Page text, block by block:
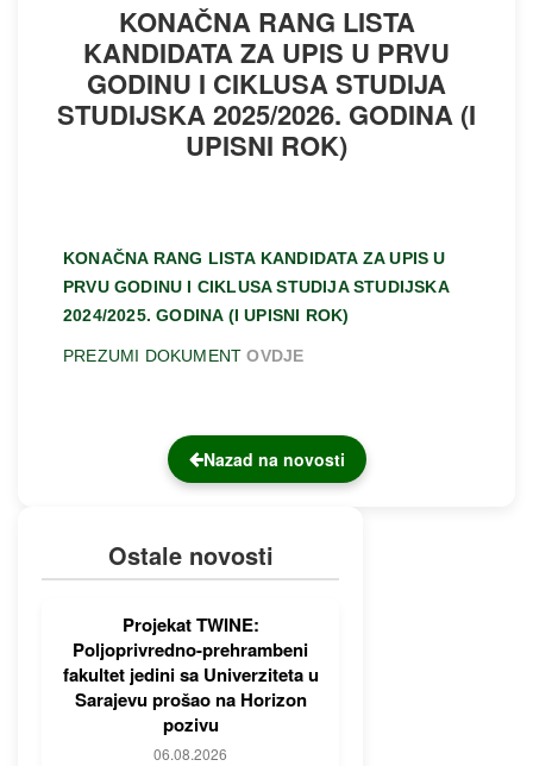
KONAČNA RANG LISTA
KANDIDATA ZA UPIS U PRVU
GODINU I CIKLUSA STUDIJA
STUDIJSKA 2025/2026. GODINA (I
UPISNI ROK)
KONAČNA RANG LISTA KANDIDATA ZA UPIS U
PRVU GODINU I CIKLUSA STUDIJA STUDIJSKA
2024/2025. GODINA (I UPISNI ROK)
PREZUMI DOKUMENTOVDJE
Nazad na novosti
Ostale novosti
Projekat TWINE:
Poljoprivredno-prehrambeni
fakultet jedini sa Univerziteta u
Sarajevu prošao na Horizon
pozivu
06.08.2026